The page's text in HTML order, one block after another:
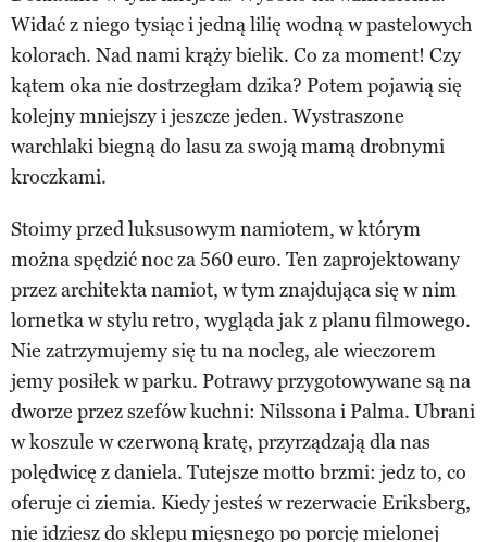
Widać z niego tysiąc i jedną lilię wodną w pastelowych
kolorach. Nad nami krąży bielik. Co za moment! Czy
kątem oka nie dostrzegłam dzika? Potem pojawią się
kolejny mniejszy i jeszcze jeden. Wystraszone
warchlaki biegną do lasu za swoją mamą drobnymi
kroczkami.
Stoimy przed luksusowym namiotem, w którym
można spędzić noc za 560 euro. Ten zaprojektowany
przez architekta namiot, w tym znajdująca się w nim
lornetka w stylu retro, wygląda jak z planu filmowego.
Nie zatrzymujemy się tu na nocleg, ale wieczorem
jemy posiłek w parku. Potrawy przygotowywane są na
dworze przez szefów kuchni: Nilssona i Palma. Ubrani
w koszule w czerwoną kratę, przyrządzają dla nas
polędwicę z daniela. Tutejsze motto brzmi: jedz to, co
oferuje ci ziemia. Kiedy jesteś w rezerwacie Eriksberg,
nie idziesz do sklepu mięsnego po porcję mielonej